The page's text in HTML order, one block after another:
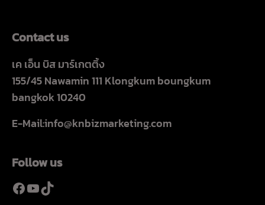
Contact us
เค เอ็น บิส มาร์เกตติ้ง
155/45 Nawamin 111 Klongkum boungkum
bangkok 10240
E-Mail:info@knbizmarketing.com
Follow us
Facebook
YouTube
TikTok